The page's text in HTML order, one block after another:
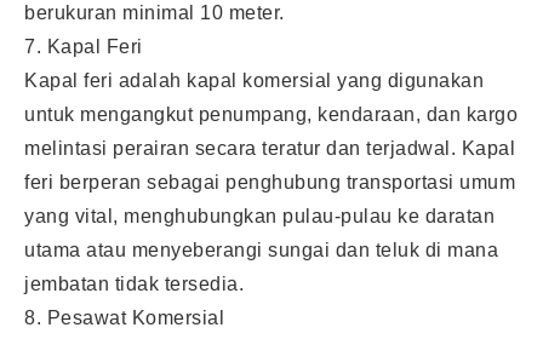
berukuran minimal 10 meter.
7. Kapal Feri
Kapal feri adalah kapal komersial yang digunakan
untuk mengangkut penumpang, kendaraan, dan kargo
melintasi perairan secara teratur dan terjadwal. Kapal
feri berperan sebagai penghubung transportasi umum
yang vital, menghubungkan pulau-pulau ke daratan
utama atau menyeberangi sungai dan teluk di mana
jembatan tidak tersedia.
8. Pesawat Komersial